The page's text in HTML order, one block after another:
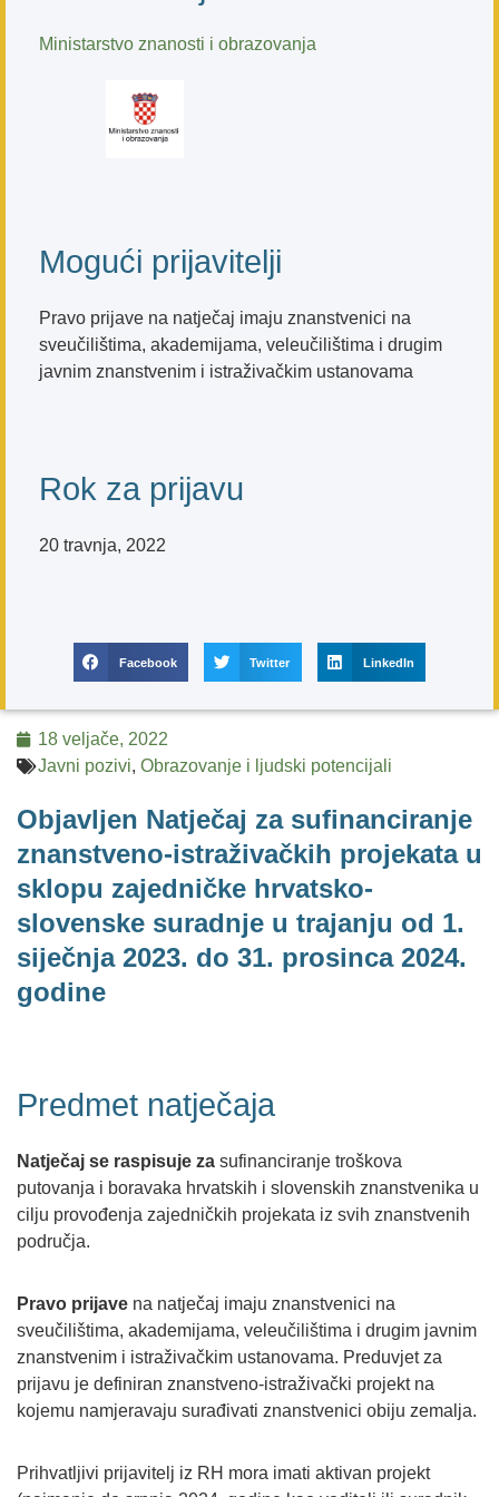
Ministarstvo znanosti i obrazovanja
Mogući prijavitelji
Pravo prijave na natječaj imaju znanstvenici na
sveučilištima, akademijama, veleučilištima i drugim
javnim znanstvenim i istraživačkim ustanovama
Rok za prijavu
20 travnja, 2022
Facebook Twitter LinkedIn
18 veljače, 2022
Javni pozivi, Obrazovanje i ljudski potencijali
Objavljen Natječaj za sufinanciranje
znanstveno-istraživačkih projekata u
sklopu zajedničke hrvatsko-
slovenske suradnje u trajanju od 1.
siječnja 2023. do 31. prosinca 2024.
godine
Predmet natječaja
Natječaj se raspisuje za sufinanciranje troškova
putovanja i boravaka hrvatskih i slovenskih znanstvenika u
cilju provođenja zajedničkih projekata iz svih znanstvenih
područja.
Pravo prijave na natječaj imaju znanstvenici na
sveučilištima, akademijama, veleučilištima i drugim javnim
znanstvenim i istraživačkim ustanovama. Preduvjet za
prijavu je definiran znanstveno-istraživački projekt na
kojemu namjeravaju surađivati znanstvenici obiju zemalja.
Prihvatljivi prijavitelj iz RH mora imati aktivan projekt